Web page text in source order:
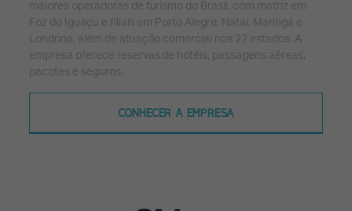
maiores operadoras de turismo do Brasil, com matriz em
Foz do Iguaçu e filiais em Porto Alegre, Natal, Maringá e
Londrina, além de atuação comercial nos 27 estados. A
empresa oferece reservas de hotéis, passagens aéreas,
pacotes e seguros.
CONHECER A EMPRESA